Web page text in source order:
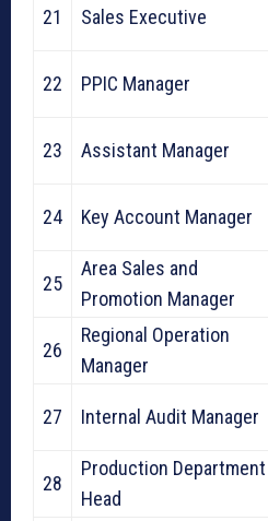
21 Sales Executive
22 PPIC Manager
23 Assistant Manager
24 Key Account Manager
25
Area Sales and
Promotion Manager
26
Regional Operation
Manager
27 Internal Audit Manager
28
Production Department
Head